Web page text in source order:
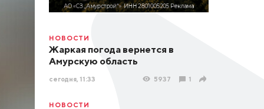
НОВОСТИ
Жаркая погода вернется в
Амурскую область
сегодня, 11:33 5937 1
НОВОСТИ